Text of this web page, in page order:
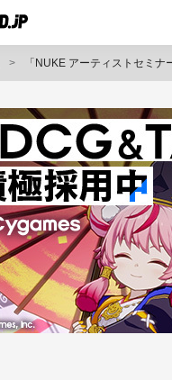
「NUKE アーティストセミナー 2019 ～国内外制作スタジオからNUKEの最